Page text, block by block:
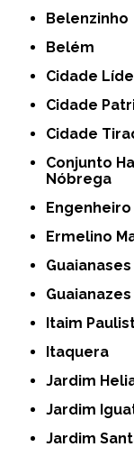
Belenzinho
Belém
Cidade
Cidade
Cidade
Conjunto Habitacional Padre Manoel da
Nóbrega
Ermelino
Guaianases
Guaianazes
Itaim
Itaquera
Jardim
Jardim
Jardim